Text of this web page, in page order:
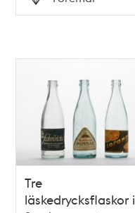
Typ
Tre
läskedrycksflaskor i